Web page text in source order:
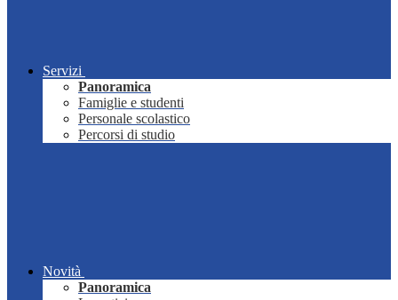
Servizi
Panoramica
Famiglie e studenti
Personale scolastico
Percorsi di studio
Novità
Panoramica